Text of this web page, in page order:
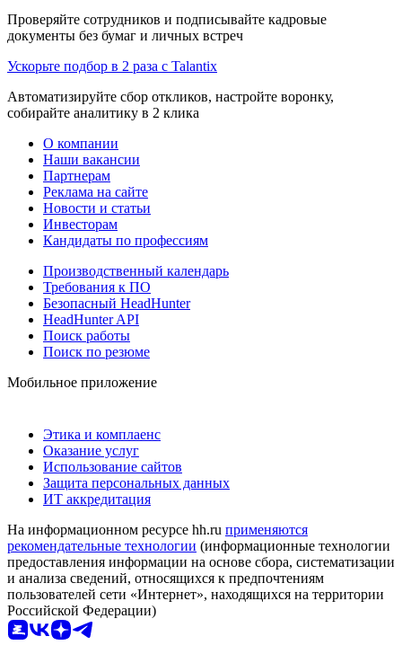
Проверяйте сотрудников и подписывайте кадровые
документы без бумаг и личных встреч
Ускорьте подбор в 2 раза с Talantix
Автоматизируйте сбор откликов, настройте воронку,
собирайте аналитику в 2 клика
О компании
Наши вакансии
Партнерам
Реклама на сайте
Новости и статьи
Инвесторам
Кандидаты по профессиям
Производственный календарь
Требования к ПО
Безопасный HeadHunter
HeadHunter API
Поиск работы
Поиск по резюме
Мобильное приложение
Этика и комплаенс
Оказание услуг
Использование сайтов
Защита персональных данных
ИТ аккредитация
На информационном ресурсе hh.ru применяются
рекомендательные технологии (информационные технологии
предоставления информации на основе сбора, систематизации
и анализа сведений, относящихся к предпочтениям
пользователей сети «Интернет», находящихся на территории
Российской Федерации)